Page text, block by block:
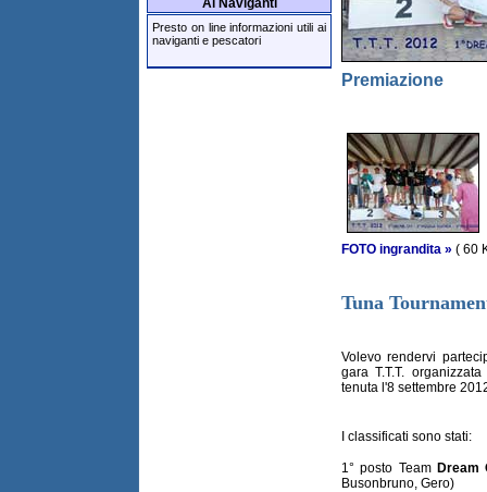
Ai Naviganti
Presto on line informazioni utili ai
naviganti e pescatori
Premiazione
FOTO ingrandita » ( 60
Tuna
Volevo rendervi
gara T.T.T.
tenuta l'8 settembre
I classificati sono stati:
1° posto Team Dream
Busonbruno, Gero)